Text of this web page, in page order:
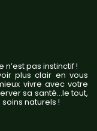
pas instinctif !
plus clair en vous
vivre avec votre
sa santé...le tout,
naturels !